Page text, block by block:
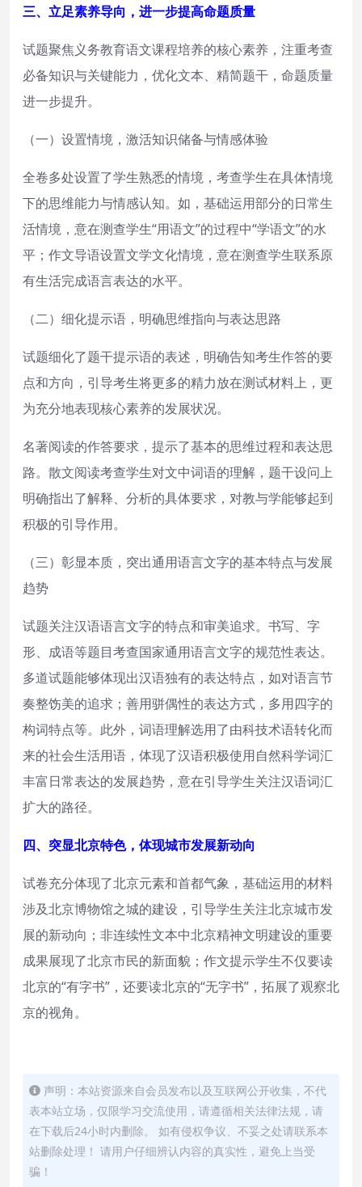
三、立足素养导向，进一步提高命题质量
试题聚焦义务教育语文课程培养的核心素养，注重考查
必备知识与关键能力，优化文本、精简题干，命题质量
进一步提升。
（一）设置情境，激活知识储备与情感体验
全卷多处设置了学生熟悉的情境，考查学生在具体情境
下的思维能力与情感认知。如，基础运用部分的日常生
活情境，意在测查学生“用语文”的过程中“学语文”的水
平；作文导语设置文学文化情境，意在测查学生联系原
有生活完成语言表达的水平。
（二）细化提示语，明确思维指向与表达思路
试题细化了题干提示语的表述，明确告知考生作答的要
点和方向，引导考生将更多的精力放在测试材料上，更
为充分地表现核心素养的发展状况。
名著阅读的作答要求，提示了基本的思维过程和表达思
路。散文阅读考查学生对文中词语的理解，题干设问上
明确指出了解释、分析的具体要求，对教与学能够起到
积极的引导作用。
（三）彰显本质，突出通用语言文字的基本特点与发展
趋势
试题关注汉语语言文字的特点和审美追求。书写、字
形、成语等题目考查国家通用语言文字的规范性表达。
多道试题能够体现出汉语独有的表达特点，如对语言节
奏整饬美的追求；善用骈偶性的表达方式，多用四字的
构词特点等。此外，词语理解选用了由科技术语转化而
来的社会生活用语，体现了汉语积极使用自然科学词汇
丰富日常表达的发展趋势，意在引导学生关注汉语词汇
扩大的路径。
四、突显北京特色，体现城市发展新动向
试卷充分体现了北京元素和首都气象，基础运用的材料
涉及北京博物馆之城的建设，引导学生关注北京城市发
展的新动向；非连续性文本中北京精神文明建设的重要
成果展现了北京市民的新面貌；作文提示学生不仅要读
北京的“有字书”，还要读北京的“无字书”，拓展了观察北
京的视角。
声明：本站资源来自会员发布以及互联网公开收集，不代
表本站立场，仅限学习交流使用，请遵循相关法律法规，请
在下载后24小时内删除。 如有侵权争议、不妥之处请联系本
站删除处理！ 请用户仔细辨认内容的真实性，避免上当受
骗！